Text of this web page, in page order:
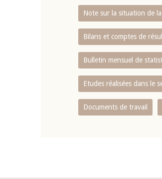
Note sur la situation de
Bilans et comptes de
Bulletin mensuel de
Etudes réalisées dans le
Documents de travail